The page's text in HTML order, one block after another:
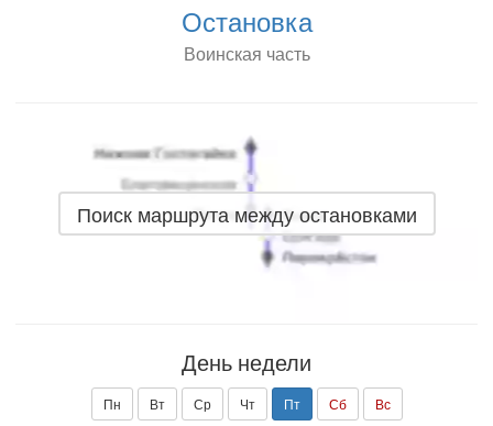
Остановка
Воинская часть
Поиск маршрута между остановками
День недели
Пн Вт Ср Чт Пт Сб Вс